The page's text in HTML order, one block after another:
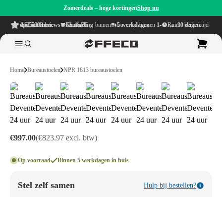
Zomerdeals – hoge kortingenShop nu
4.6/5
uit meer dan 500 reviews
op TrustPilot Gratis verzending
binnen NL & BE Levertijd binnen
1-5 werkdagen Ruime bedenktijd van90 dagen
Home Bureaustoelen NPR 1813 bureaustoelen
€997.00(€823.97 excl. btw)
Op voorraad Binnen 5 werkdagen in huis
Stel zelf samen Hulp bij bestellen?